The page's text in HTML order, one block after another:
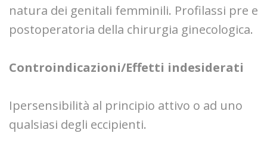
natura dei genitali femminili. Profilassi pre e
postoperatoria della chirurgia ginecologica.
Controindicazioni/Effetti indesiderati
Ipersensibilità al principio attivo o ad uno
qualsiasi degli eccipienti.